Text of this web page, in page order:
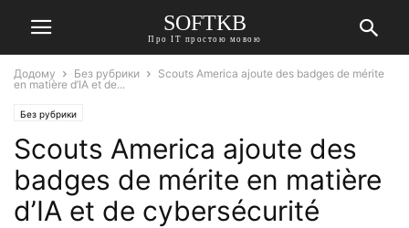
SOFTKB
Про ІТ простою мовою
Додому Без рубрики
Scouts America ajoute des badges de mérite
en matière d’IA et de...
Без рубрики
Scouts America ajoute des
badges de mérite en matière
d’IA et de cybersécurité